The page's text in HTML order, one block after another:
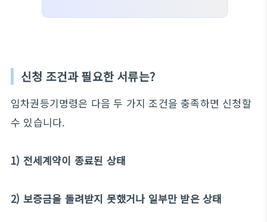
신청 조건과 필요한 서류는?
임차권등기명령은 다음 두 가지 조건을 충족하면 신청할
수 있습니다.
1) 전세계약이 종료된 상태
2) 보증금을 돌려받지 못했거나 일부만 받은 상태